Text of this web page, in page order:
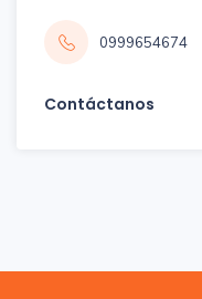
0999654674
Contáctanos